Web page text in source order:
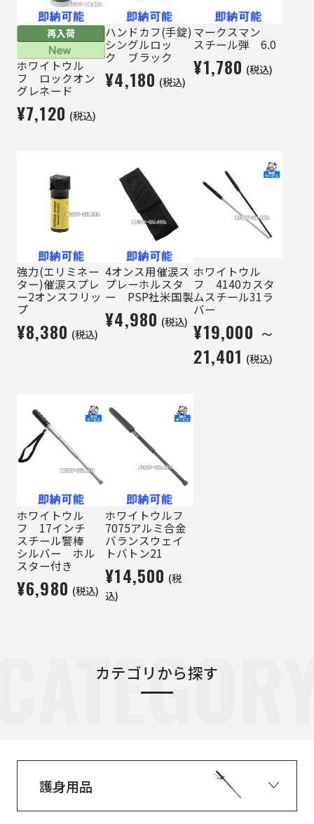
ホワイトウル
フ ロックオン
グレネード
¥7,120 (税込)
ハンドカフ(手錠)
シングルロッ
ク ブラック
¥4,180 (税込)
マークスマン
スチール弾 6.0
¥1,780 (税込)
強力(エリミネー
ター)催涙スプレ
ー2オンスフリッ
プ
¥8,380 (税込)
4オンス用催涙ス
プレーホルスタ
ー PSP社米国製
¥4,980 (税込)
ホワイトウル
フ 4140カスタ
ムスチール31ラ
バー
¥19,000 ～
21,401 (税込)
ホワイトウル
フ 17インチ
スチール警棒
シルバー ホル
スター付き
¥6,980 (税込)
ホワイトウルフ
7075アルミ合金
バランスウェイ
トバトン21
¥14,500 (税
込)
カテゴリから探す
護身用品